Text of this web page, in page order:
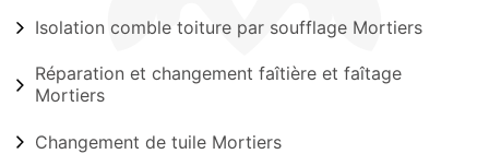
Isolation comble toiture par soufflage Mortiers
Réparation et changement faîtière et faîtage
Mortiers
Changement de tuile Mortiers